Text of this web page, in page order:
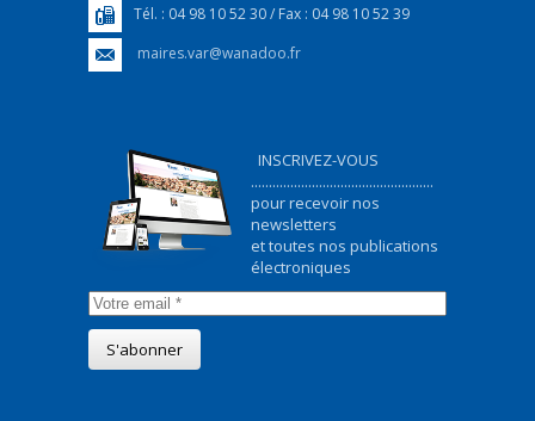
Tél. : 04 98 10 52 30 / Fax : 04 98 10 52 39
maires.var@wanadoo.fr
INSCRIVEZ-VOUS
...................................................
pour recevoir nos
newsletters
et toutes nos publications
électroniques